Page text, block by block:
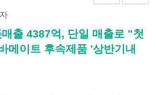
출 4387억, 단일 매출로 "첫
메이트 후속제품 '상반기내